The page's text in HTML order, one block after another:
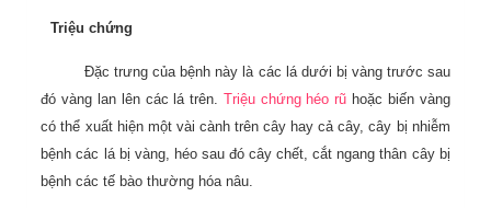
Triệu chứng
Đặc trưng của bệnh này là các lá dưới bị vàng trước sau
đó vàng lan lên các lá trên. Triệu chứng héo rũ hoặc biến vàng
có thể xuất hiện một vài cành trên cây hay cả cây, cây bị nhiễm
bệnh các lá bị vàng, héo sau đó cây chết, cắt ngang thân cây bị
bệnh các tế bào thường hóa nâu.